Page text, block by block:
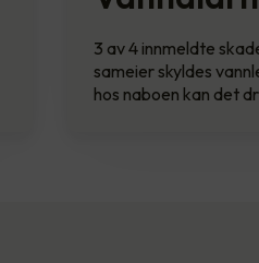
3 av 4 innmeldte
sameier skyldes
hos naboen kan det